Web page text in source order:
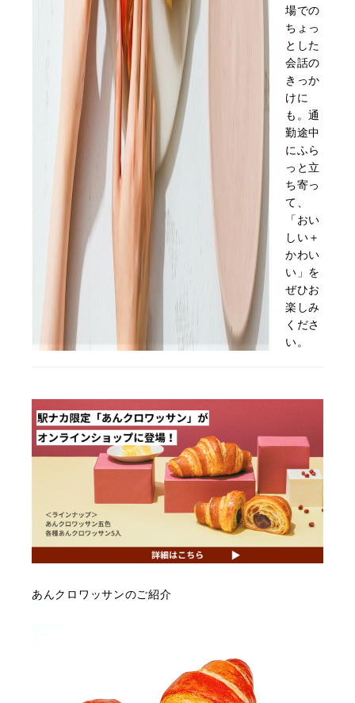
場での
ちょっ
とした
会話の
きっか
けに
も。通
勤途中
にふら
っと立
ち寄っ
て、
「おい
しい＋
かわい
い」を
ぜひお
楽しみ
くださ
い。
あんクロワッサンのご紹介